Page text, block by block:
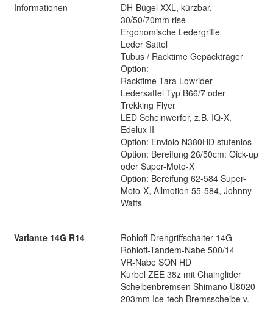
Informationen
DH-Bügel XXL, kürzbar,
30/50/70mm rise
Ergonomische Ledergriffe
Leder Sattel
Tubus / Racktime Gepäckträger
Option:
Racktime Tara Lowrider
Ledersattel Typ B66/7 oder
Trekking Flyer
LED Scheinwerfer, z.B. IQ-X,
Edelux II
Option: Enviolo N380HD stufenlos
Option: Bereifung 26/50cm: Oick-up
oder Super-Moto-X
Option: Bereifung 62-584 Super-
Moto-X, Allmotion 55-584, Johnny
Watts
Variante 14G R14
Rohloff Drehgriffschalter 14G
Rohloff-Tandem-Nabe 500/14
VR-Nabe SON HD
Kurbel ZEE 38z mit Chainglider
Scheibenbremsen Shimano U8020
203mm Ice-tech Bremsscheibe v.